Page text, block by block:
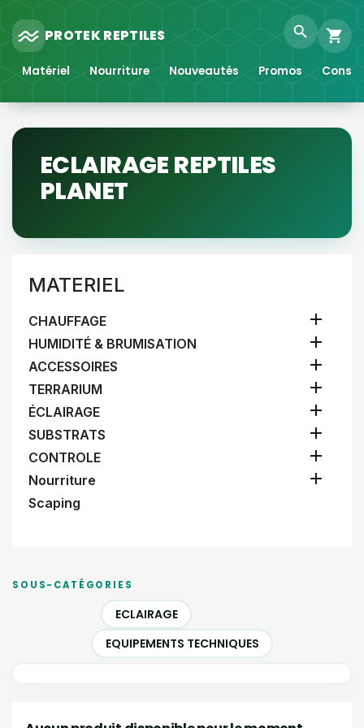
PROTEK REPTILES
Matériel Nourriture Nouveautés Promos
search shopping_cart
ECLAIRAGE REPTILES
PLANET
MATERIEL
CHAUFFAGE 
HUMIDITÉ & BRUMISATION 
ACCESSOIRES 
TERRARIUM 
ÉCLAIRAGE 
SUBSTRATS 
CONTROLE 
Nourriture 
Scaping
SOUS-CATÉGORIES
ECLAIRAGE
EQUIPEMENTS TECHNIQUES